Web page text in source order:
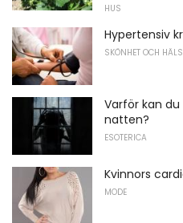
HUS
Hypertensiv
SKÖNHET OCH
Varför kan
natten?
ESOTERICA
Kvinnors
MODE